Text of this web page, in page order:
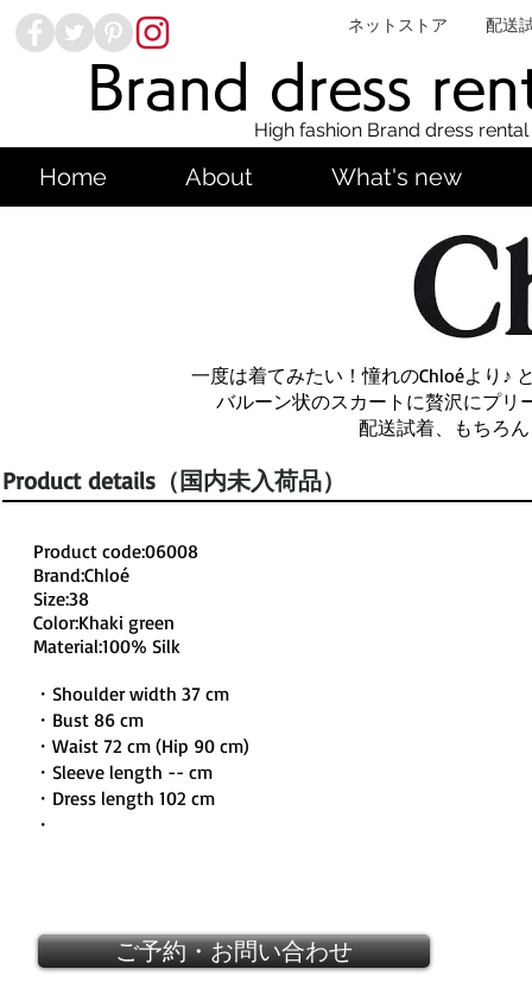
ネットストア 配送
Brand dress
High fashion Brand dress
Home About What's new
一度は着てみたい！憧れのChloéより♪
バルーン状のスカートに贅沢にプリ
配送試着、もちろ
Product details（国内未入荷品）
Product code:06008
Brand:Chloé
Size:38
Color:Khaki green
Material:100% Silk
・Shoulder width 37 cm
・Bust 86 cm
・Waist 72 cm (Hip 90 cm)
・Sleeve length -- cm
・Dress length 102 cm
・
ご予約・お問い合わせ